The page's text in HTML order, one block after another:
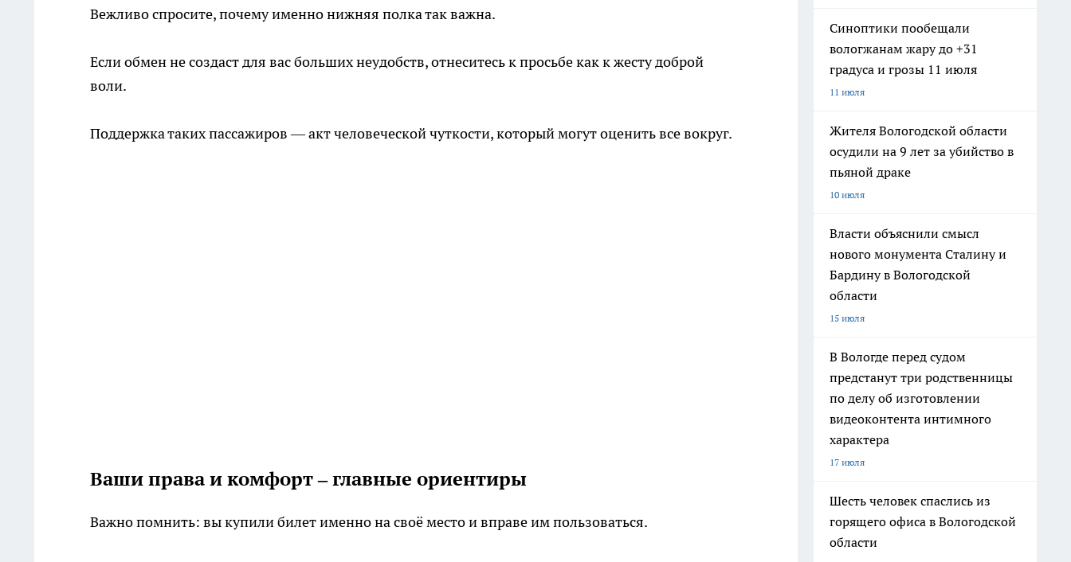
Вежливо спросите, почему именно нижняя полка так важна.
Если обмен не создаст для вас больших неудобств, отнеситесь к просьбе как к жесту доброй
воли.
Поддержка таких пассажиров — акт человеческой чуткости, который могут оценить все вокруг.
Ваши права и комфорт – главные ориентиры
Важно помнить: вы купили билет именно на своё место и вправе им пользоваться.
Синоптики пообещали
вологжанам жару до +31
градуса и грозы 11 июля
11 июля
Жителя Вологодской области
осудили на 9 лет за убийство в
пьяной драке
10 июля
Власти объяснили смысл
нового монумента Сталину и
Бардину в Вологодской
области
15 июля
В Вологде перед судом
предстанут три родственницы
по делу об изготовлении
видеоконтента интимного
характера
17 июля
Шесть человек спаслись из
горящего офиса в Вологодской
области